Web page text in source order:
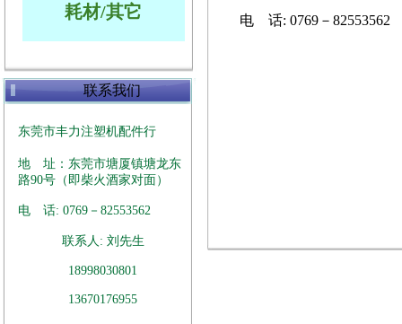
耗材/其它
联系我们
东莞市丰力注塑机配件行
地 址：东莞市塘厦镇塘龙东
路90号（即柴火酒家对面）
电 话: 0769－82553562
联系人: 刘先生
18998030801
13670176955
电 话: 0769－82553562